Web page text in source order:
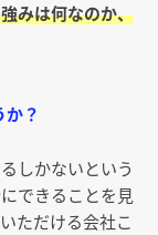
みは何なのか、
？
しかないという
できることを見
ただける会社こ